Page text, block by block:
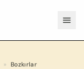
» Bozkırlar